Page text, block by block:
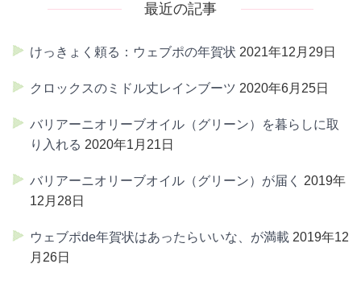
最近の記事
けっきょく頼る：ウェブポの年賀状 2021年12月29日
クロックスのミドル丈レインブーツ 2020年6月25日
バリアーニオリーブオイル（グリーン）を暮らしに取
り入れる 2020年1月21日
バリアーニオリーブオイル（グリーン）が届く
2019年
12月28日
ウェブポde年賀状はあったらいいな、が満載 2019年12
月26日